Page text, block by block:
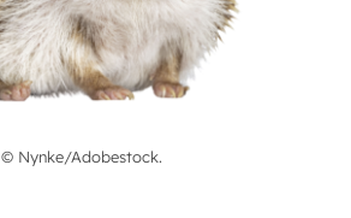
© Nynke/Adobestock.